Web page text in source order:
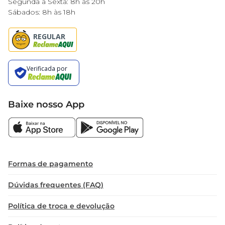
Sábados: 8h às 18h
Baixe nosso App
Formas de pagamento
Dúvidas frequentes (FAQ)
Política de troca e devolução